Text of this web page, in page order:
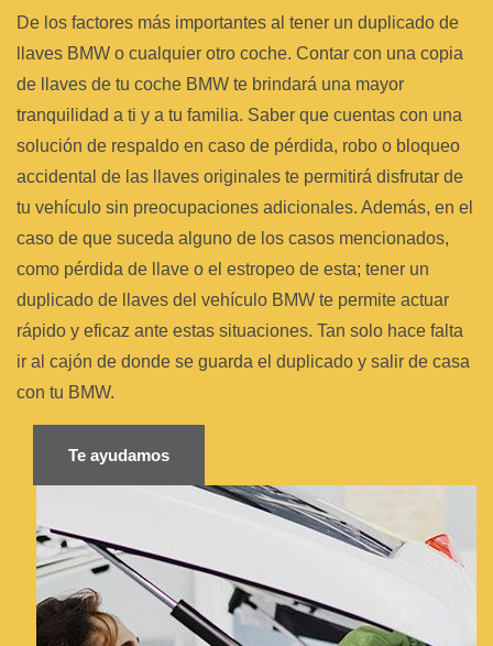
De los factores más importantes al tener un duplicado de
llaves BMW o cualquier otro coche. Contar con una copia
de llaves de tu coche BMW te brindará una mayor
tranquilidad a ti y a tu familia. Saber que cuentas con una
solución de respaldo en caso de pérdida, robo o bloqueo
accidental de las llaves originales te permitirá disfrutar de
tu vehículo sin preocupaciones adicionales. Además, en el
caso de que suceda alguno de los casos mencionados,
como pérdida de llave o el estropeo de esta; tener un
duplicado de llaves del vehículo BMW te permite actuar
rápido y eficaz ante estas situaciones. Tan solo hace falta
ir al cajón de donde se guarda el duplicado y salir de casa
con tu BMW.
Te ayudamos